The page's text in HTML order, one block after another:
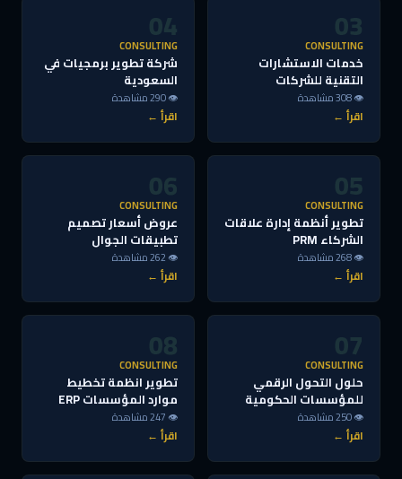
03
CONSULTING
خدمات الاستشارات
التقنية للشركات
👁 308 مشاهدة
اقرأ ←
04
CONSULTING
شركة تطوير برمجيات في
السعودية
👁 290 مشاهدة
اقرأ ←
05
CONSULTING
تطوير أنظمة إدارة علاقات
الشركاء PRM
👁 268 مشاهدة
اقرأ ←
06
CONSULTING
عروض أسعار تصميم
تطبيقات الجوال
👁 262 مشاهدة
اقرأ ←
07
CONSULTING
حلول التحول الرقمي
للمؤسسات الحكومية
👁 250 مشاهدة
اقرأ ←
08
CONSULTING
تطوير انظمة تخطيط
موارد المؤسسات ERP
👁 247 مشاهدة
اقرأ ←